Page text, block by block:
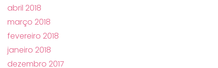
abril 2018
março 2018
fevereiro 2018
janeiro 2018
dezembro 2017